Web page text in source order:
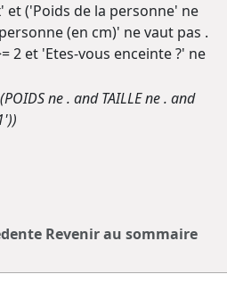
et ('Poids de la personne' ne
(en cm)' ne vaut pas .
2 et 'Etes-vous enceinte ?' ne
ne . and TAILLE ne . and
Revenir au sommaire